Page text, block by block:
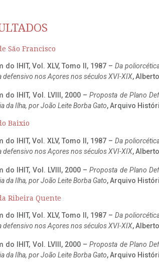
São Francisco
do IHIT, Vol. XLV, Tomo II, 1987 – Da
defensivo nos Açores nos séculos XVI-XIX,
do IHIT, Vol. LVIII, 2000 –Proposta de Plano
da Ilha, por João Leite Borba Gato, Arquivo
Baixio
do IHIT, Vol. XLV, Tomo II, 1987 – Da
defensivo nos Açores nos séculos XVI-XIX,
do IHIT, Vol. LVIII, 2000 –Proposta de Plano
da Ilha, por João Leite Borba Gato, Arquivo
Ribeira Quente
do IHIT, Vol. XLV, Tomo II, 1987 – Da
defensivo nos Açores nos séculos XVI-XIX,
do IHIT, Vol. LVIII, 2000 –Proposta de Plano
da Ilha, por João Leite Borba Gato, Arquivo